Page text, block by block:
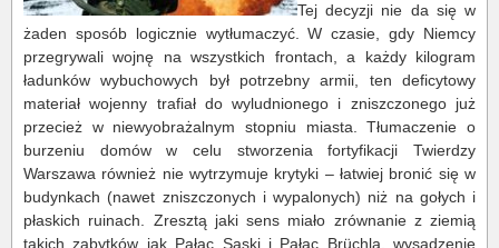
Tej decyzji nie da się w
żaden sposób logicznie wytłumaczyć. W czasie, gdy Niemcy
przegrywali wojnę na wszystkich frontach, a każdy kilogram
ładunków wybuchowych był potrzebny armii, ten deficytowy
materiał wojenny trafiał do wyludnionego i zniszczonego już
przecież w niewyobrażalnym stopniu miasta. Tłumaczenie o
burzeniu domów w celu stworzenia fortyfikacji Twierdzy
Warszawa również nie wytrzymuje krytyki – łatwiej bronić się w
budynkach (nawet zniszczonych i wypalonych) niż na gołych i
płaskich ruinach. Zresztą jaki sens miało zrównanie z ziemią
takich zabytków jak Pałac Saski i Pałac Brüchla, wysadzenie